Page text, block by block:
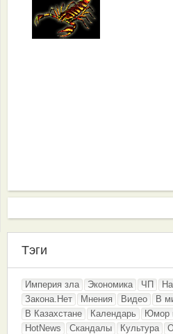
Тэги
Империя зла Экономика ЧП
Закона.Нет
Мнения Видео В
В Казахстане
Календарь Юмор
HotNews
Скандалы Культура